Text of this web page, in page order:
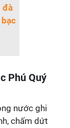
đà
Phú Quý
nước ghi
chấm dứt